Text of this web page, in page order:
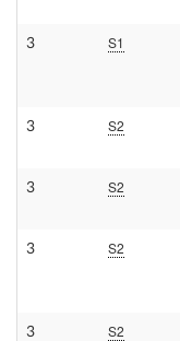
3 S1
3 S2
3 S2
3 S2
3 S2